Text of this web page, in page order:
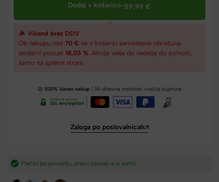
Dodaj v košarico-89,99 €
Vikend brez DDV
Ob nakupu nad 70 € se v košarici samodejno obračuna
dodatni popust 18,03 % . Akcija velja do nedelje do polnoči,
samo na spletni strani.
100% Varen nakup | 14-dnevna možnost vračila kupnine
Zaloga po poslovalnicah
Hitra dostava iz Slovenije v 2-4 dneh.​